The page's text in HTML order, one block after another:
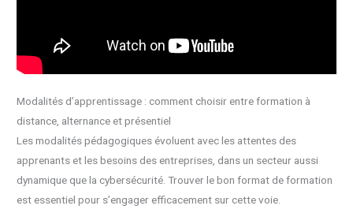
Modalités d’apprentissage : comment choisir entre formation à
distance, alternance et présentiel
Les modalités pédagogiques évoluent avec les attentes des
apprenants et les besoins des entreprises, dans un secteur aussi
dynamique que la cybersécurité. Trouver le bon format de formation
est essentiel pour s’engager efficacement sur cette voie.